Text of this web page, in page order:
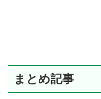
まとめ記事